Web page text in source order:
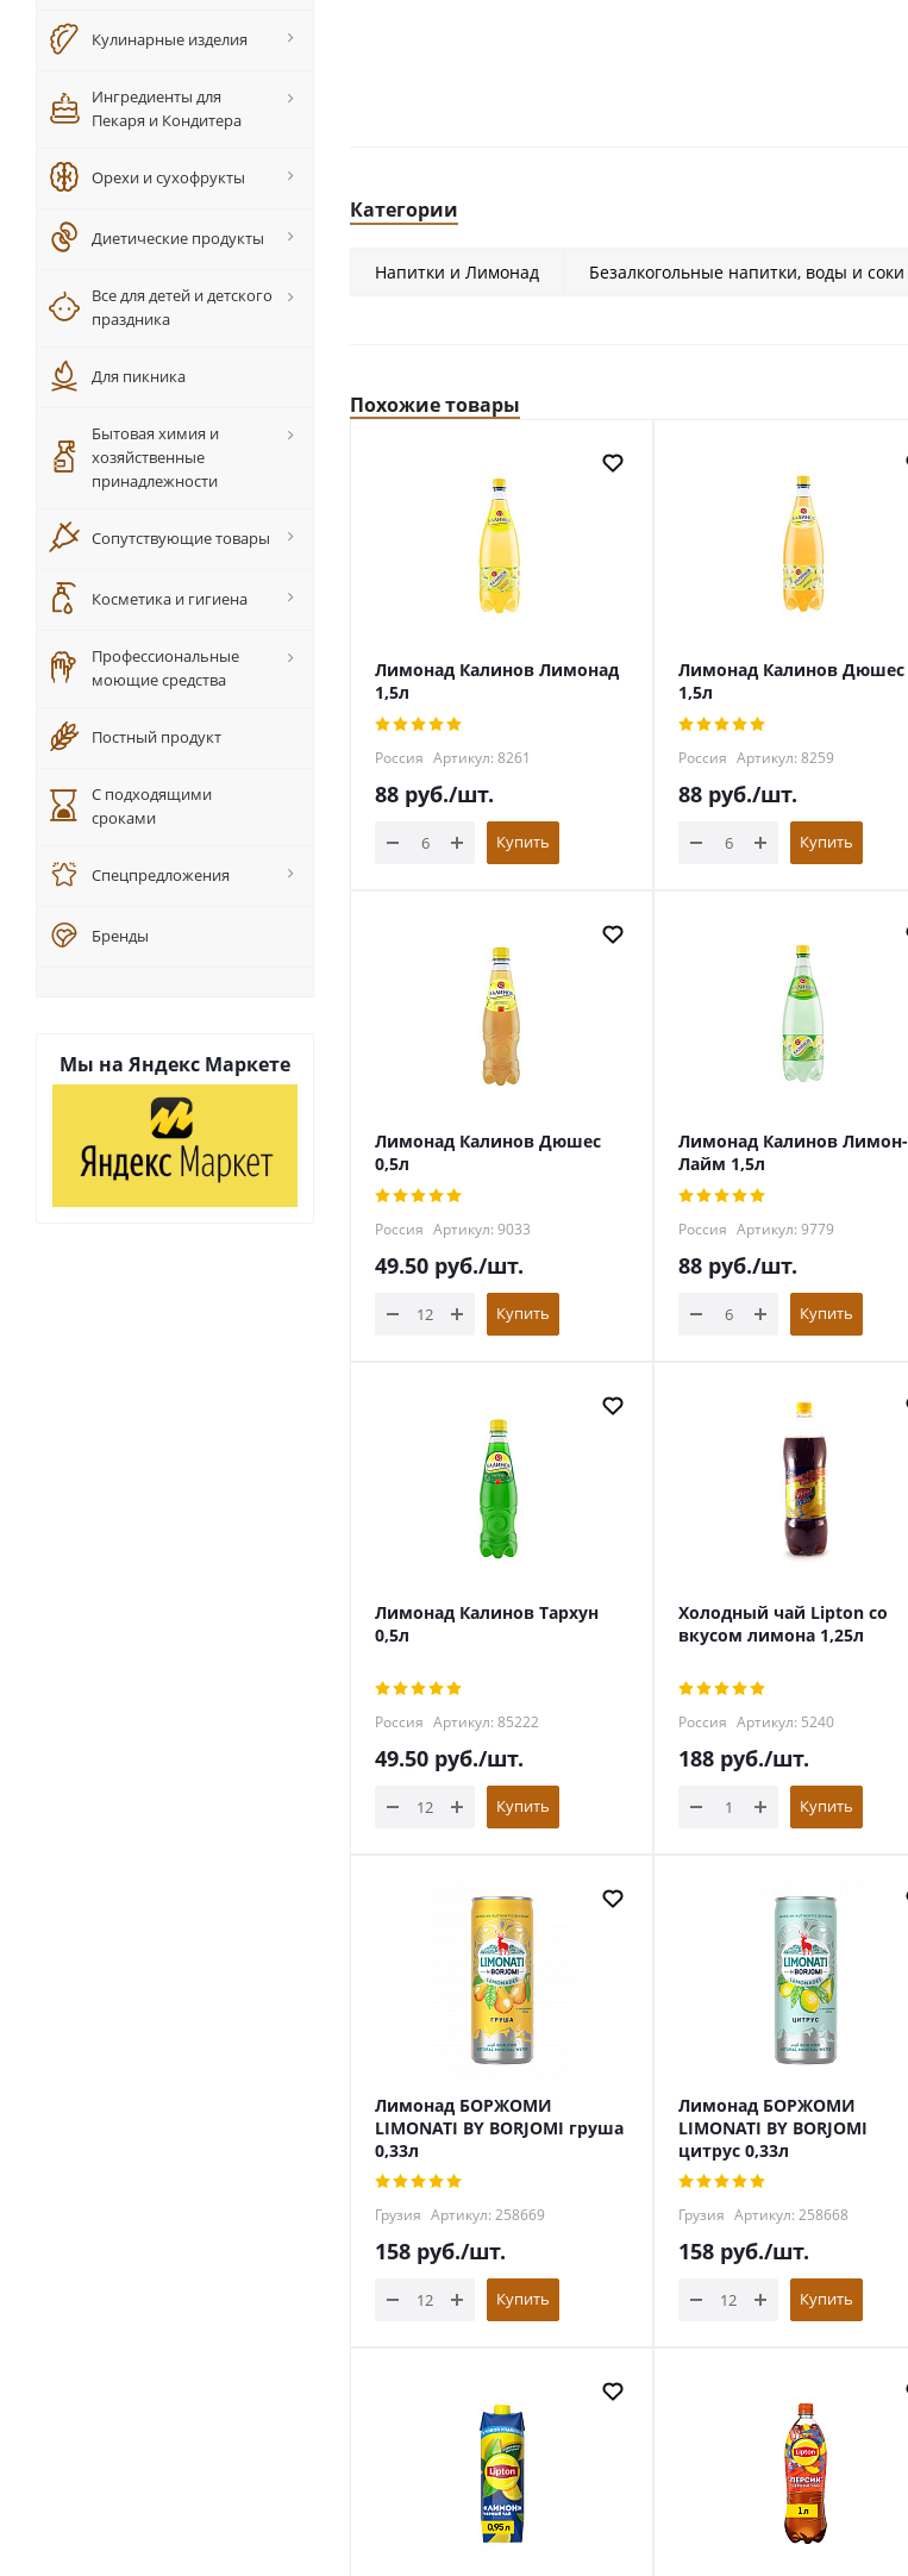
Категории
Напитки и Лимонад Безалкогольные напитки, воды и соки
Похожие товары
Лимонад Калинов Лимонад
1,5л
Россия Артикул: 8261
88 руб./шт.
Купить
Лимонад Калинов Дюшес
1,5л
Россия Артикул: 8259
88 руб./шт.
Купить
Лимонад Калинов Дюшес
0,5л
Россия Артикул: 9033
49.50 руб./шт.
Купить
Лимонад Калинов Лимон-
Лайм 1,5л
Россия Артикул: 9779
88 руб./шт.
Купить
Лимонад Калинов Тархун
0,5л
Россия Артикул: 85222
49.50 руб./шт.
Купить
Холодный чай Lipton со
вкусом лимона 1,25л
Россия Артикул: 5240
188 руб./шт.
Купить
Лимонад БОРЖОМИ
LIMONATI BY BORJOMI груша
0,33л
Грузия Артикул: 258669
158 руб./шт.
Купить
Лимонад БОРЖОМИ
LIMONATI BY BORJOMI
цитрус 0,33л
Грузия Артикул: 258668
158 руб./шт.
Купить
Кулинарные изделия
Ингредиенты для
Пекаря и Кондитера
Орехи и сухофрукты
Диетические продукты
Все для детей и детского
праздника
Для пикника
Бытовая химия и
хозяйственные
принадлежности
Сопутствующие товары
Косметика и гигиена
Профессиональные
моющие средства
Постный продукт
С подходящими
сроками
Спецпредложения
Бренды
Мы на Яндекс Маркете